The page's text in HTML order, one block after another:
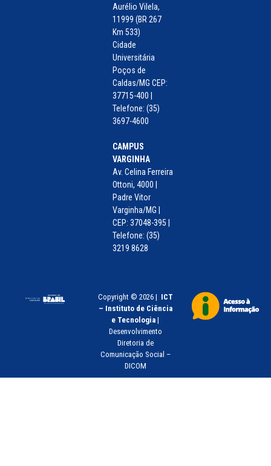
Aurélio Vilela,
11999 (BR 267
Km 533)
Cidade
Universitária
Poços de
Caldas/MG CEP:
37715-400 |
Telefone: (35)
3697-4600
CAMPUS
VARGINHA
Av. Celina Ferreira
Ottoni, 4000 |
Padre Vitor
Varginha/MG |
CEP: 37048-395 |
Telefone: (35)
3219 8628
Copyright © 2026 | ICT
– Instituto de Ciência
e Tecnologia |
Desenvolvimento
Diretoria de
Comunicação Social –
DICOM